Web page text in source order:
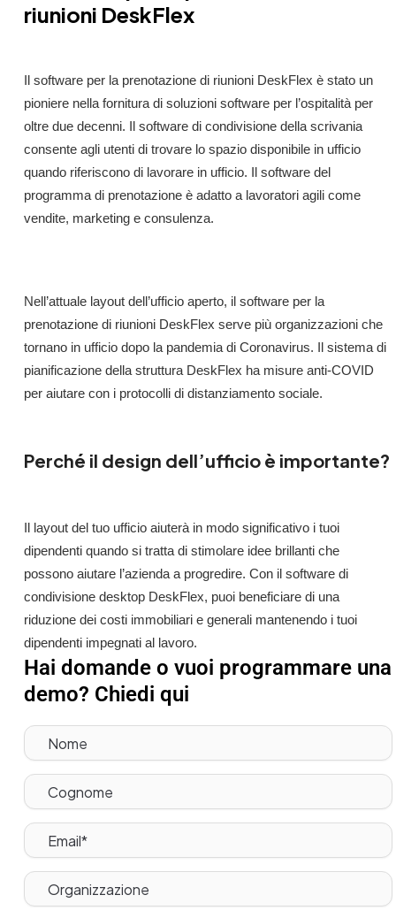
riunioni DeskFlex
Il software per la prenotazione di riunioni DeskFlex è stato un
pioniere nella fornitura di soluzioni software per l’ospitalità per
oltre due decenni. Il software di condivisione della scrivania
consente agli utenti di trovare lo spazio disponibile in ufficio
quando riferiscono di lavorare in ufficio. Il software del
programma di prenotazione è adatto a lavoratori agili come
vendite, marketing e consulenza.
Nell’attuale layout dell’ufficio aperto, il software per la
prenotazione di riunioni DeskFlex serve più organizzazioni che
tornano in ufficio dopo la pandemia di Coronavirus. Il sistema di
pianificazione della struttura DeskFlex ha misure anti-COVID
per aiutare con i protocolli di distanziamento sociale.
Perché il design dell’ufficio è importante?
Il layout del tuo ufficio aiuterà in modo significativo i tuoi
dipendenti quando si tratta di stimolare idee brillanti che
possono aiutare l’azienda a progredire. Con il software di
condivisione desktop DeskFlex, puoi beneficiare di una
riduzione dei costi immobiliari e generali mantenendo i tuoi
dipendenti impegnati al lavoro.
Hai domande o vuoi programmare una
demo? Chiedi qui